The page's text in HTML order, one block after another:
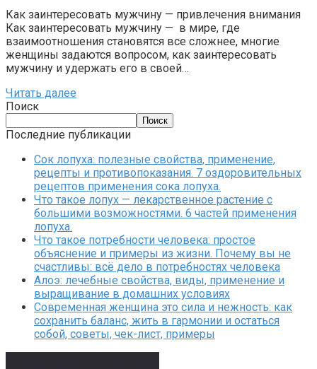
Как заинтересовать мужчину — привлечения внимания
Как заинтересовать мужчину — в мире, где
взаимоотношения становятся все сложнее, многие
женщины задаются вопросом, как заинтересовать
мужчину и удержать его в своей…
Читать далее
Поиск
Поиск
Последние публикации
Сок лопуха: полезные свойства, применение,
рецепты и противопоказания. 7 оздоровительных
рецептов применения сока лопуха.
Что такое лопух — лекарственное растение с
большими возможностями. 6 частей применения
лопуха.
Что такое потребности человека: простое
объяснение и примеры из жизни. Почему вы не
счастливы: всё дело в потребностях человека
Алоэ: лечебные свойства, виды, применение и
выращивание в домашних условиях
Современная женщина это сила и нежность: как
сохранить баланс, жить в гармонии и остаться
собой, советы, чек-лист, примеры